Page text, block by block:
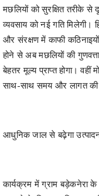
मछलियों को सुरक्षित तरीके
व्यवसाय को नई गति मिलेगी।
और संरक्षण में काफी
होने से अब मछलियों की
बेहतर मूल्य प्राप्त होगा।
साथ-साथ समय और लागत की
आधुनिक जाल से बढ़ेगा
कार्यक्रम में ग्राम बड़ेकनेरा